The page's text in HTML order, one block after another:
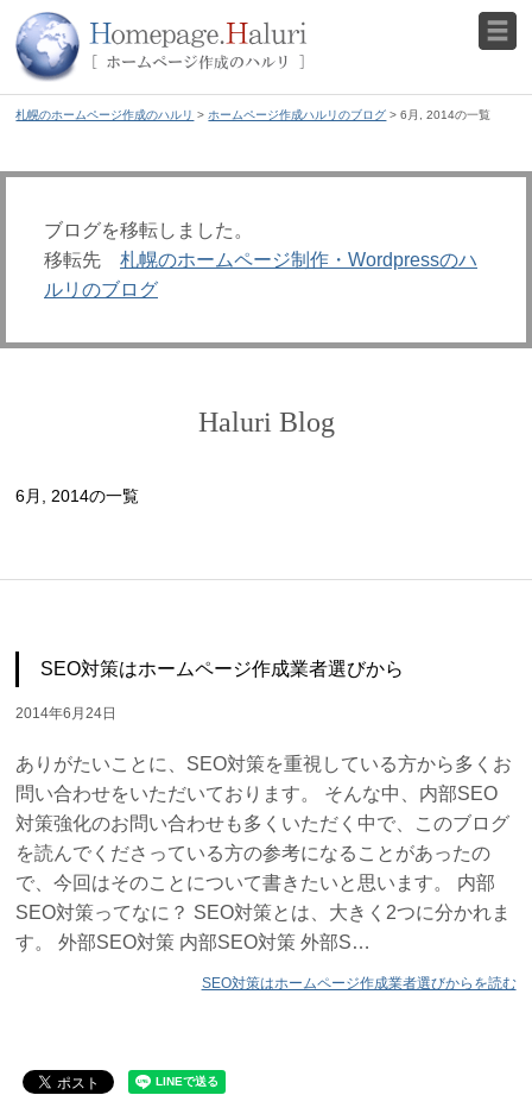
札幌のホームページ作成のハルリ > ホームページ作成ハルリのブログ > 6月, 2014の一覧
ブログを移転しました。
移転先 札幌のホームページ制作・Wordpressのハ
ルリのブログ
Haluri Blog
6月, 2014の一覧
SEO対策はホームページ作成業者選びから
2014年6月24日
ありがたいことに、SEO対策を重視している方から多くお
問い合わせをいただいております。 そんな中、内部SEO
対策強化のお問い合わせも多くいただく中で、このブログ
を読んでくださっている方の参考になることがあったの
で、今回はそのことについて書きたいと思います。 内部
SEO対策ってなに？ SEO対策とは、大きく2つに分かれま
す。 外部SEO対策 内部SEO対策 外部S…
SEO対策はホームページ作成業者選びからを読む